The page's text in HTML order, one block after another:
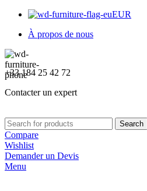
EUR
À propos de nous
+33 184 25 42 72
Contacter un expert
Search
Compare
Wishlist
Demander un Devis
Menu